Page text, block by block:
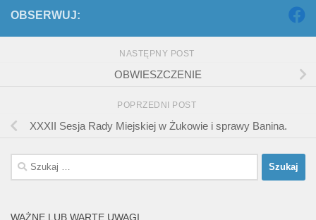
OBSERWUJ:
NASTĘPNY POST
OBWIESZCZENIE
POPRZEDNI POST
XXXII Sesja Rady Miejskiej w Żukowie i sprawy Banina.
Szukaj:
WAŻNE LUB WARTE UWAGI